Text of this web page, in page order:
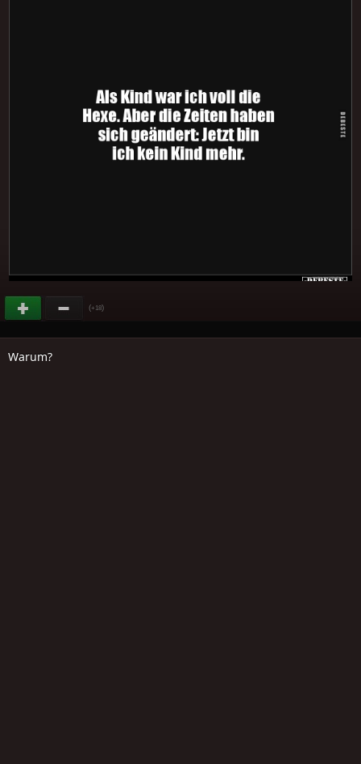
(+18)
Warum?